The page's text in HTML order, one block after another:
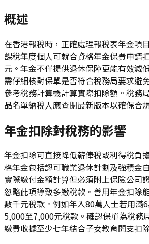
概述
在香港報稅時，正確處理報稅表年金項
課稅年度個人可就合資格年金保費申請
元。年金不僅提供退休保障更能有效減
需仔細核對保單是否符合稅務局要求避
參考稅務計算機計算實際扣除額。稅務
品名單納稅人應查閱最新版本以確保合
年金扣除對稅務的影響
年金扣除可直接降低薪俸稅或利得稅負
格年金包括認可職業退休計劃及強積金
實際繳付金額計算但必須附上保險公司
忽略此項導致多繳稅款。善用年金扣除
數千元稅款。例如年入80萬人士若用滿
5,000至7,000元稅款。確認保單為稅務
繳費收據至少七年結合子女教育開支扣